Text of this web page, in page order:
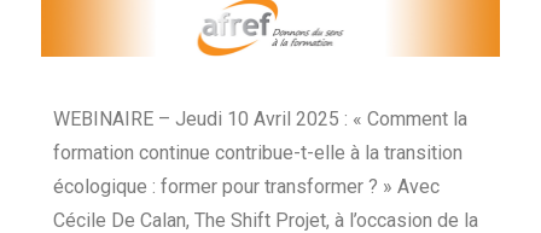
WEBINAIRE – Jeudi 10 Avril 2025 : « Comment la
formation continue contribue-t-elle à la transition
écologique : former pour transformer ? » Avec
Cécile De Calan, The Shift Projet, à l’occasion de la